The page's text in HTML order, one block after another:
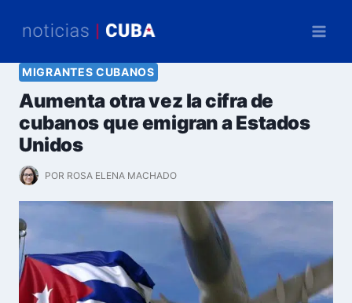
MIGRANTES CUBANOS
Aumenta otra vez la cifra de
cubanos que emigran a Estados
Unidos
POR ROSA ELENA MACHADO